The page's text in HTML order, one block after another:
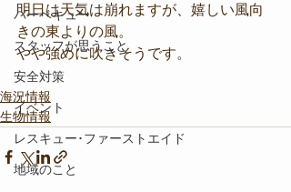
バーベキュー
スタッフが思うこと
安全対策
イベント
レスキュー･ファーストエイド
地域のこと
明日は天気は崩れますが、嬉しい風向
きの東よりの風。
やや強めに吹きそうです。
海況情報
生物情報